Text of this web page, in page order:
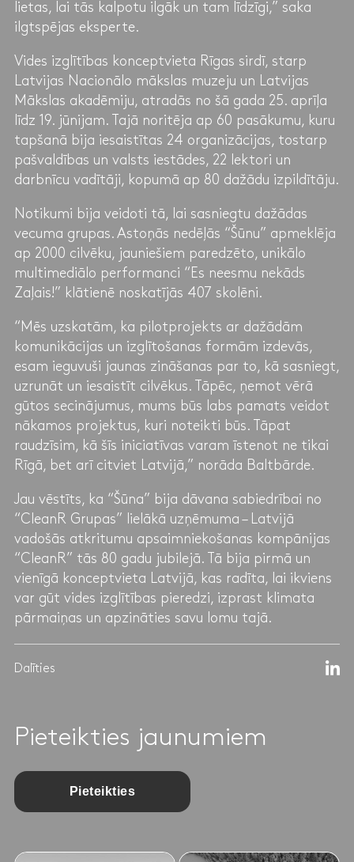
lietas, lai tās kalpotu ilgāk un tam līdzīgi,” saka
ilgtspējas eksperte.
Vides izglītības konceptvieta Rīgas sirdī, starp
Latvijas Nacionālo mākslas muzeju un Latvijas
Mākslas akadēmiju, atradās no šā gada 25. aprīļa
līdz 19. jūnijam. Tajā noritēja ap 60 pasākumu, kuru
tapšanā bija iesaistītas 24 organizācijas, tostarp
pašvaldības un valsts iestādes, 22 lektori un
darbnīcu vadītāji, kopumā ap 80 dažādu izpildītāju.
Notikumi bija veidoti tā, lai sasniegtu dažādas
vecuma grupas. Astoņās nedēļās “Šūnu” apmeklēja
ap 2000 cilvēku, jauniešiem paredzēto, unikālo
multimediālo performanci “Es neesmu nekāds
Zaļais!” klātienē noskatījās 407 skolēni.
“Mēs uzskatām, ka pilotprojekts ar dažādām
komunikācijas un izglītošanas formām izdevās,
esam ieguvuši jaunas zināšanas par to, kā sasniegt,
uzrunāt un iesaistīt cilvēkus. Tāpēc, ņemot vērā
gūtos secinājumus, mums būs labs pamats veidot
nākamos projektus, kuri noteikti būs. Tāpat
raudzīsim, kā šīs iniciatīvas varam īstenot ne tikai
Rīgā, bet arī citviet Latvijā,” norāda Baltbārde.
Jau vēstīts, ka “Šūna” bija dāvana sabiedrībai no
“CleanR Grupas” lielākā uzņēmuma – Latvijā
vadošās atkritumu apsaimniekošanas kompānijas
“CleanR” tās 80 gadu jubilejā. Tā bija pirmā un
vienīgā konceptvieta Latvijā, kas radīta, lai ikviens
var gūt vides izglītības pieredzi, izprast klimata
pārmaiņas un apzināties savu lomu tajā.
Dalīties
Pieteikties jaunumiem
Pieteikties